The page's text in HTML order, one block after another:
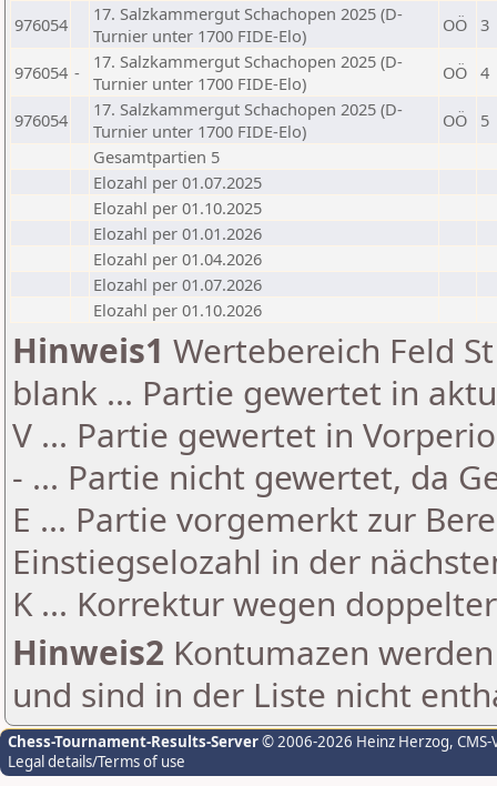
976054
17. Salzkammergut Schachopen 2025 (D-
Turnier unter 1700 FIDE-Elo)
OÖ 3
976054 -
17. Salzkammergut Schachopen 2025 (D-
Turnier unter 1700 FIDE-Elo)
OÖ 4
976054
17. Salzkammergut Schachopen 2025 (D-
Turnier unter 1700 FIDE-Elo)
OÖ
5
Gesamtpartien 5
Elozahl per 01.07.2025
Elozahl per 01.10.2025
Elozahl per 01.01.2026
Elozahl per 01.04.2026
Elozahl per 01.07.2026
Elozahl per 01.10.2026
Hinweis1 Wertebereich Feld
blank ... Partie gewertet in
V ... Partie gewertet in
- ... Partie nicht gewertet, da
E ... Partie vorgemerkt zur
Einstiegselozahl in der
K ... Korrektur wegen
Hinweis2 Kontumazen
und sind in der Liste nicht
Chess-Tournament-Results-Server© 2006-2026 Heinz Herzog,
Legal details/Terms of use